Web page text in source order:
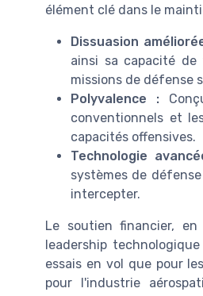
élément clé dans le
Dissuasion
ainsi sa capacité
missions de défense
Polyvalence :
conventionnels et
capacités offensives.
Technologie
systèmes de
intercepter.
Le soutien financier,
leadership
essais en vol que pour
pour l'industrie